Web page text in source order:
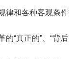
律和各种客观条件
的“真正的”、“背后